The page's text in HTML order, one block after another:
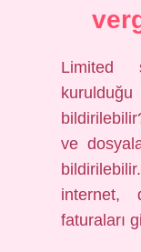
Limited
ve
internet,
faturaları